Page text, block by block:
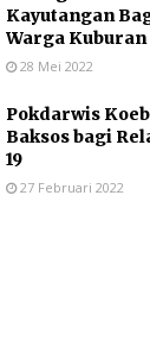
Kayutangan
Warga
28 Mei 2022
Pokdarwis
Baksos bagi
19
27 Februari 2022